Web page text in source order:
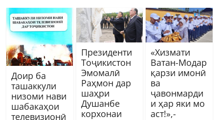
Доир ба
ташаккули
низоми нави
шабакаҳои
телевизионӣ
Президенти
Тоҷикистон
Эмомалӣ
Раҳмон дар
шаҳри
Душанбе
корхонаи
«Хизмати
Ватан-Модар
қарзи имонӣ
ва
ҷавонмарди
и ҳар яки мо
аст!»,-